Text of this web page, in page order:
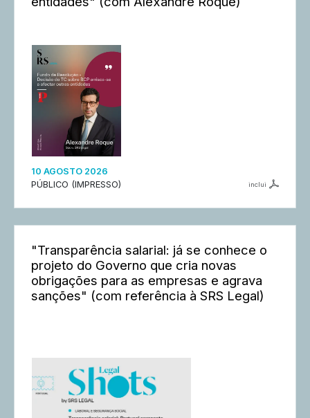
10 AGOSTO 2026
PÚBLICO (IMPRESSO)
inclui
"Transparência salarial: já se conhece o
projeto do Governo que cria novas
obrigações para as empresas e agrava
sanções" (com referência à SRS Legal)